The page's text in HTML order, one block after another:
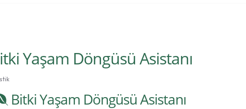
Yaşam Döngüsü Asistanı
Bitki Yaşam Döngüsü Asistanı